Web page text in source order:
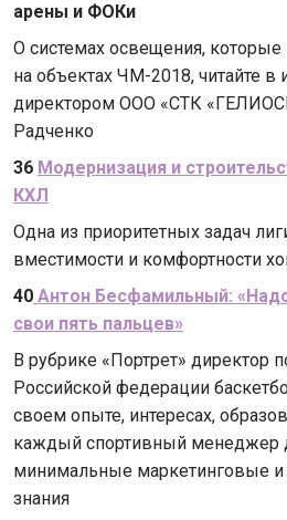
арены и ФОКи
О системах освещения,
на объектах ЧМ-2018, читайте в
директором ООО «СТК
Радченко
36 Модернизация и
КХЛ
Одна из приоритетных задач
вместимости и комфортности
40 Антон Бесфамильный:
свои пять пальцев»
В рубрике «Портрет» директор
Российской федерации
своем опыте, интересах,
каждый спортивный менеджер
минимальные маркетинговые и
знания